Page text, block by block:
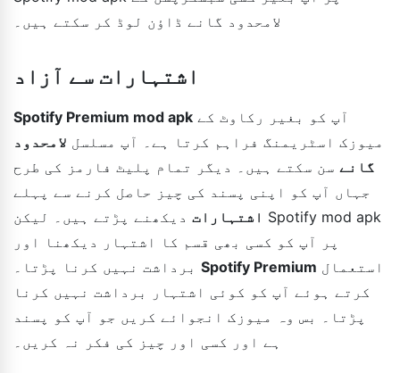
لامحدود گانے ڈاؤن لوڈ کر سکتے ہیں۔
اشتہارات سے آزاد
Spotify Premium mod apk
میوزک اسٹریمنگ فراہم کرتا ہے۔ آپ مسلسل لامحدود
گانے سن سکتے ہیں۔ دیگر تمام پلیٹ فارمز کی طرح
جہاں آپ کو اپنی پسند کی چیز حاصل کرنے سے پہلے
اشتہارات دیکھنے پڑتے ہیں۔ لیکن Spotify mod apk
پر آپ کو کسی بھی قسم کا اشتہار دیکھنا اور
Spotify Premium
کرتے ہوئے آپ کو کوئی اشتہار برداشت نہیں کرنا
پڑتا۔ بس وہ میوزک انجوائے کریں جو آپ کو پسند
ہے اور کسی اور چیز کی فکر نہ کریں۔